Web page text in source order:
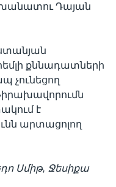
Դայան
քննադատների
չունեցող
է
արտացոլող
Սմիթ, Ջեսիքա